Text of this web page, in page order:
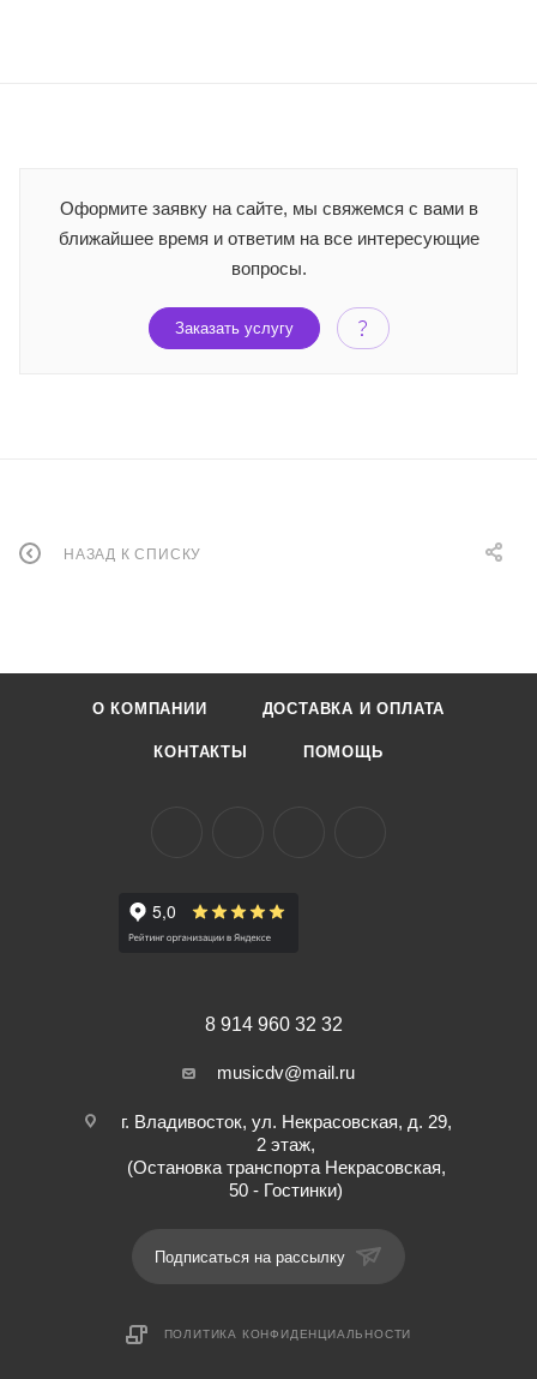
Оформите заявку на сайте, мы свяжемся с вами в
ближайшее время и ответим на все интересующие
вопросы.
Заказать услугу
НАЗАД К СПИСКУ
О КОМПАНИИ ДОСТАВКА И ОПЛАТА
КОНТАКТЫ ПОМОЩЬ
8 914 960 32 32
musicdv@mail.ru
г. Владивосток, ул. Некрасовская, д. 29,
2 этаж,
(Остановка транспорта Некрасовская,
50 - Гостинки)
Подписаться на рассылку
ПОЛИТИКА КОНФИДЕНЦИАЛЬНОСТИ